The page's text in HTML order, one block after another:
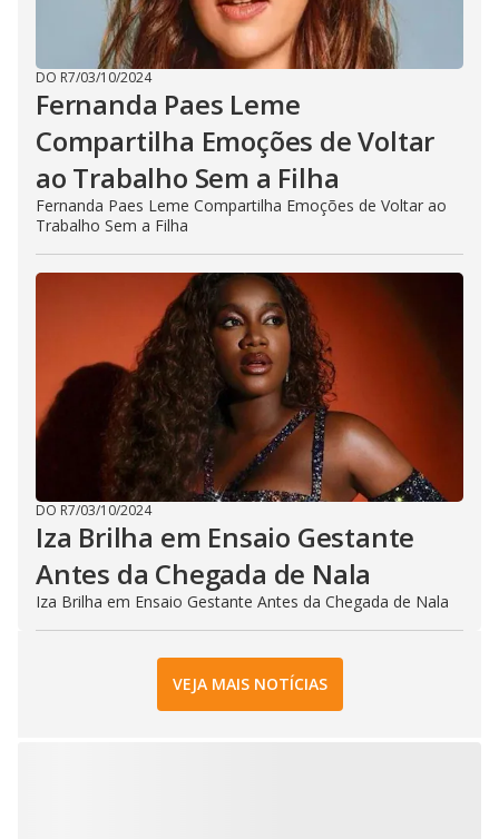
DO R7/03/10/2024
Fernanda Paes Leme
Compartilha Emoções de Voltar
ao Trabalho Sem a Filha
Fernanda Paes Leme Compartilha Emoções de Voltar ao
Trabalho Sem a Filha
DO R7/03/10/2024
Iza Brilha em Ensaio Gestante
Antes da Chegada de Nala
Iza Brilha em Ensaio Gestante Antes da Chegada de Nala
VEJA MAIS NOTÍCIAS